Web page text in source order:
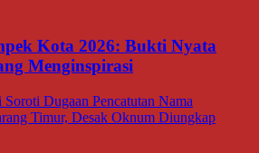
Kota 2026: Bukti Nyata
Menginspirasi